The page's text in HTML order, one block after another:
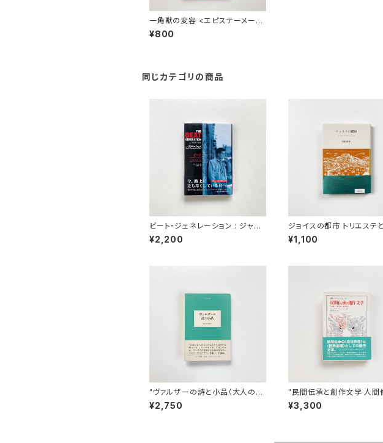
一角獣の変容 <エピステーメー叢
書35> | 杉橋陽一 著
¥800
同じカテゴリの商品
ビート・ジェネレーション : ジャッ
ク・ケルアックと旅するニューヨー
ク | ビル・モーガン 著 / 今井栄一
¥2,200
ジョイスの都市 トリエステ
ーリッヒ | 宮田恭子
¥1,100
"ヴァルザーの詩と小品（大人の本
棚）" ローベルト・ヴァルザー 著 /
飯吉光夫 編訳
¥2,750
"民間伝承と創作文学 人間
題設定・形式努力 （叢書・ウ
シタス 729）" マックス・リ
¥3,300